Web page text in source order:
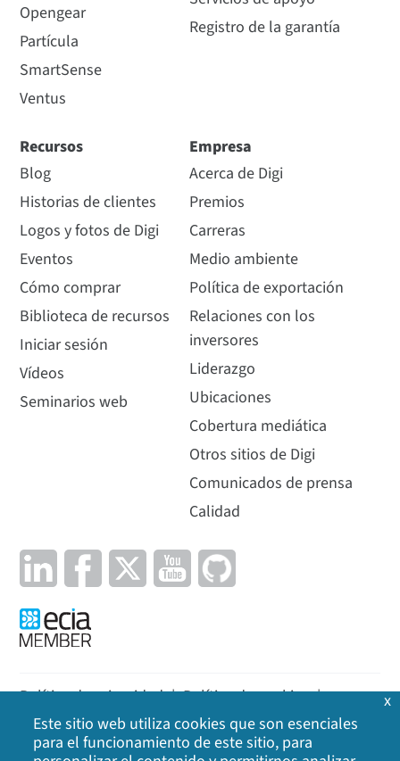
Opengear
Partícula
SmartSense
Ventus
Registro de la garantía
Recursos
Blog
Historias de clientes
Logos y fotos de Digi
Eventos
Cómo comprar
Biblioteca de recursos
Iniciar sesión
Vídeos
Seminarios web
Empresa
Acerca de Digi
Premios
Carreras
Medio ambiente
Política de exportación
Relaciones con los
inversores
Liderazgo
Ubicaciones
Cobertura mediática
Otros sitios de Digi
Comunicados de prensa
Calidad
Política de privacidad | Política de cookies |
Aviso legal | Mapa del sitio
Este sitio web utiliza cookies que son esenciales
para el funcionamiento de este sitio, para
x